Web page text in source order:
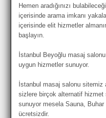
Hemen aradığınızı
içerisinde arama imkanı
içerisinde elit hizmetler
başlayın.
İstanbul Beyoğlu masaj
uygun hizmetler sunuyor.
İstanbul masaj salonu sitemiz
sizlere birçok alternatif
sunuyor mesela Sauna,
ücretsizdir.